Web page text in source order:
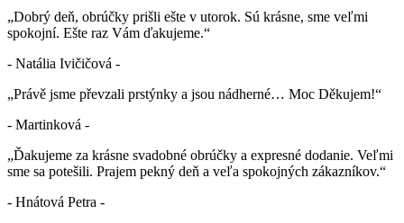
„Dobrý deň, obrúčky prišli ešte v utorok. Sú krásne, sme veľmi
spokojní. Ešte raz Vám ďakujeme.“
- Natália Ivičičová -
„Právě jsme převzali prstýnky a jsou nádherné… Moc Děkujem!“
- Martinková -
„Ďakujeme za krásne svadobné obrúčky a expresné dodanie. Veľmi
sme sa potešili. Prajem pekný deň a veľa spokojných zákazníkov.“
- Hnátová Petra -